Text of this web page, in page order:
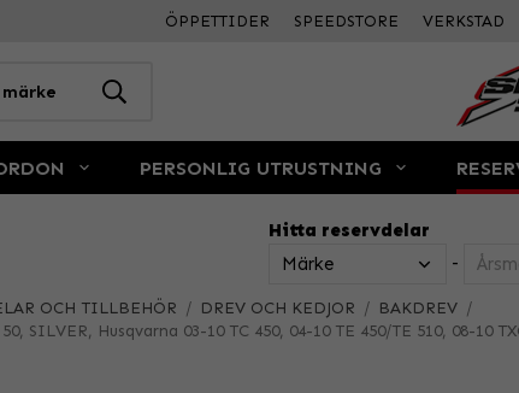
ÖPPETTIDER SPEEDSTORE VERKSTAD
PERSONLIG UTRUSTNING
Hitta reservdelar
-
OCH TILLBEHÖR / DREV OCH KEDJOR / BAKDREV /
SILVER, Husqvarna 03-10 TC 450, 04-10 TE 450/TE 510, 08-10